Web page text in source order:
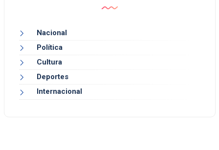
Nacional
Política
Cultura
Deportes
Internacional